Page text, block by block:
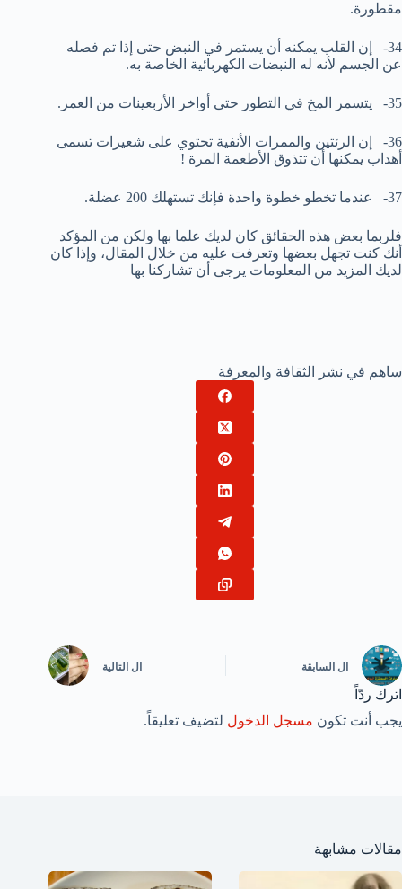
مقطورة.
34- إن القلب يمكنه أن يستمر في النبض حتى إذا تم فصله
عن الجسم لأنه له النبضات الكهربائية الخاصة به.
35- يتسمر المخ في التطور حتى أواخر الأربعينات من العمر.
36- إن الرئتين والممرات الأنفية تحتوي على شعيرات تسمى
أهداب يمكنها أن تتذوق الأطعمة المرة !
37- عندما تخطو خطوة واحدة فإنك تستهلك 200 عضلة.
فلربما بعض هذه الحقائق كان لديك علما بها ولكن من المؤكد
أنك كنت تجهل بعضها وتعرفت عليه من خلال المقال، وإذا كان
لديك المزيد من المعلومات يرجى أن تشاركنا بها
ساهم في نشر الثقافة والمعرفة
ال السابقة ال التالية
اترك ردّاً
يجب أنت تكون مسجل الدخول لتضيف تعليقاً.
مقالات مشابهة